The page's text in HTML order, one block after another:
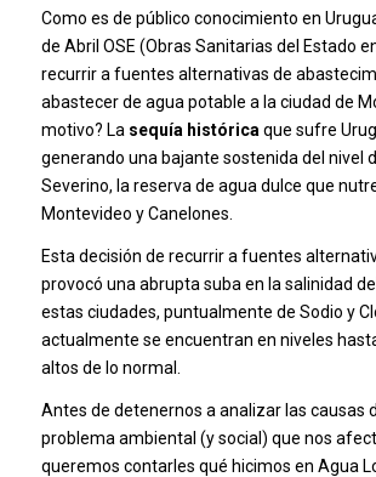
Como es de público conocimiento en
de Abril OSE (Obras Sanitarias del Estado
recurrir a fuentes alternativas de
abastecer de agua potable a la ciudad de
motivo? La sequía histórica que sufre
generando una bajante sostenida del nivel
Severino, la reserva de agua dulce que
Montevideo y Canelones.
Esta decisión de recurrir a fuentes
provocó una abrupta suba en la salinidad
estas ciudades, puntualmente de Sodio y
actualmente se encuentran en niveles
altos de lo normal.
Antes de detenernos a analizar las causas
problema ambiental (y social) que nos
queremos contarles qué hicimos en Agua